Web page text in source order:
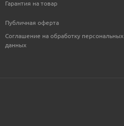
Гарантия на товар
Публичная оферта
Соглашение на обработку персональных
данных